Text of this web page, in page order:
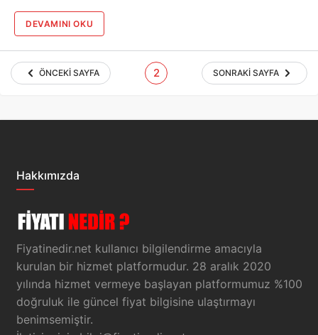
DEVAMINI OKU
ÖNCEKI SAYFA 2 SONRAKI SAYFA
Hakkımızda
Fiyatinedir.net kullanıcı bilgilendirme amacıyla
kurulan bir hizmet platformudur. 28 aralık 2020
yılında hizmet vermeye başlayan platformumuz %100
doğruluk ile güncel fiyat bilgisine ulaştırmayı
benimsemiştir.